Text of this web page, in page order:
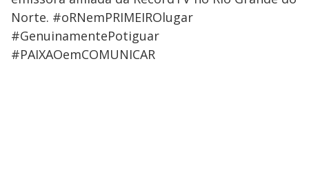
Norte. #oRNemPRIMEIROlugar
#GenuinamentePotiguar
#PAIXAOemCOMUNICAR